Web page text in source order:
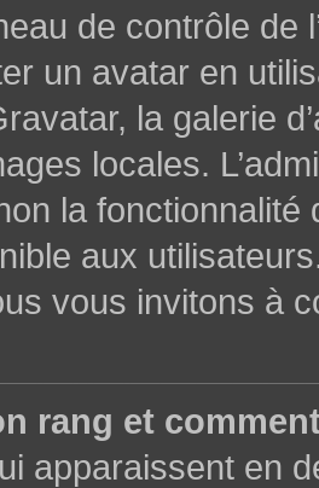
de contrôle de
un avatar en
la galerie
locales.
la
aux
vous invitons à
rang et
apparaissent en